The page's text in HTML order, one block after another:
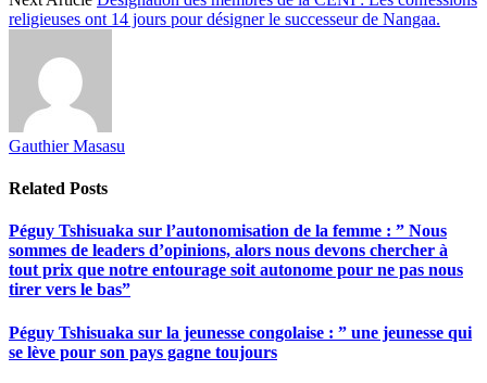
religieuses ont 14 jours pour désigner le successeur de Nangaa.
Gauthier Masasu
Related Posts
Péguy Tshisuaka sur l’autonomisation de la femme : ” Nous
sommes de leaders d’opinions, alors nous devons chercher à
tout prix que notre entourage soit autonome pour ne pas nous
tirer vers le bas”
Péguy Tshisuaka sur la jeunesse congolaise : ” une jeunesse qui
se lève pour son pays gagne toujours